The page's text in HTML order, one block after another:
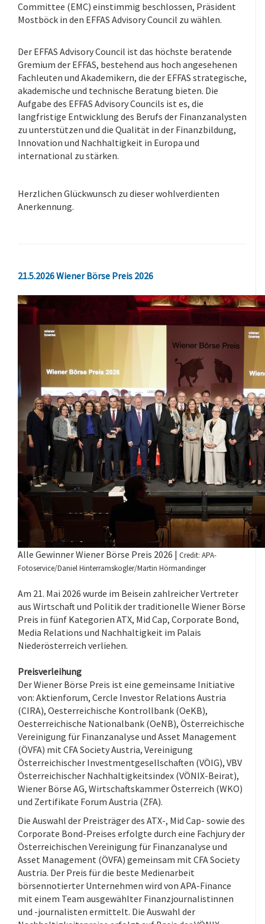
Committee (EMC) einstimmig beschlossen, Präsident
Mostböck in den EFFAS Advisory Council zu wählen.
Der EFFAS Advisory Council ist das höchste beratende
Gremium der EFFAS, bestehend aus hoch angesehenen
Fachleuten und Akademikern, die der EFFAS strategische,
akademische und technische Beratung bieten. Die
Aufgabe des EFFAS Advisory Councils ist es, die
langfristige Entwicklung des Berufs der Finanzanalysten
zu unterstützen und die Qualität in der Finanzbildung,
Innovation und Nachhaltigkeit in Europa und
international zu stärken.
Herzlichen Glückwunsch zu dieser wohlverdienten
Anerkennung.
21.5.2026 Wiener Börse Preis 2026
Alle Gewinner Wiener Börse Preis 2026 | Credit: APA-
Fotoservice/Daniel Hinterramskogler/Martin Hörmandinger
Am 21. Mai 2026 wurde im Beisein zahlreicher Vertreter
aus Wirtschaft und Politik der traditionelle Wiener Börse
Preis in fünf Kategorien ATX, Mid Cap, Corporate Bond,
Media Relations und Nachhaltigkeit im Palais
Niederösterreich verliehen.
Preisverleihung
Der Wiener Börse Preis ist eine gemeinsame Initiative
von: Aktienforum, Cercle Investor Relations Austria
(CIRA), Oesterreichische Kontrollbank (OeKB),
Oesterreichische Nationalbank (OeNB), Österreichische
Vereinigung für Finanzanalyse und Asset Management
(ÖVFA) mit CFA Society Austria, Vereinigung
Österreichischer Investmentgesellschaften (VÖIG), VBV
Österreichischer Nachhaltigkeitsindex (VÖNIX-Beirat),
Wiener Börse AG, Wirtschaftskammer Österreich (WKO)
und Zertifikate Forum Austria (ZFA).
Die Auswahl der Preisträger des ATX-, Mid Cap- sowie des
Corporate Bond-Preises erfolgte durch eine Fachjury der
Österreichischen Vereinigung für Finanzanalyse und
Asset Management (ÖVFA) gemeinsam mit CFA Society
Austria. Der Preis für die beste Medienarbeit
börsennotierter Unternehmen wird von APA-Finance
mit einem Team ausgewählter Finanzjournalistinnen
und -journalisten ermittelt. Die Auswahl der